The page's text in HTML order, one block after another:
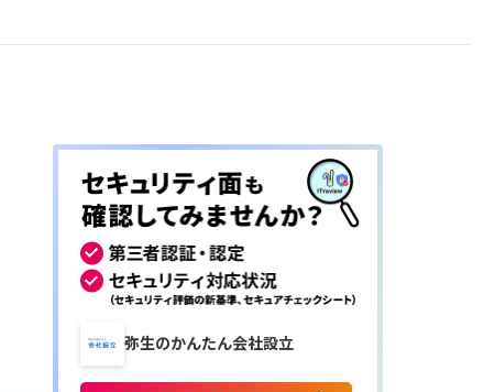
弥生のかんたん会社設立